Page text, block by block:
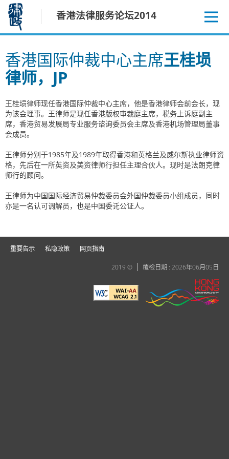
容
香港法律服务论坛2014
香港国际仲裁中心主席王桂埙
律师，JP
王桂埙律师现任香港国际仲裁中心主席，他是香港律师会前会长，现
为该会理事。王律师是现任香港版权审裁庭主席，税务上诉庭副主
席，香港贸易发展局专业服务谘询委员会主席及香港机场管理局董事
会成员。
王律师分别于1985年及1989年取得香港和英格兰及威尔斯执业律师资
格，先后在一所英资及美资律师行担任主理合伙人。现时是法朗克律
师行的顾问。
王律师为中国国际经济贸易仲裁委员会外国仲裁委员小组成员，同时
亦是一名认可调解员，也是中国委讬公证人。
重要告示 私隐政策 网页指南
2019 © 覆检日期 : 2026年06月05日